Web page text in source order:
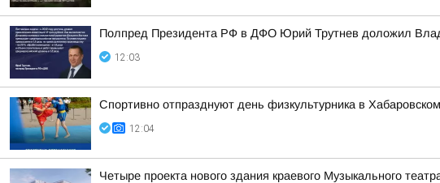
Полпред Президента РФ в ДФО Юрий Трутнев доложил
12:03
Спортивно отпразднуют день физкультурника в
12:04
Четыре проекта нового здания краевого Музыкального